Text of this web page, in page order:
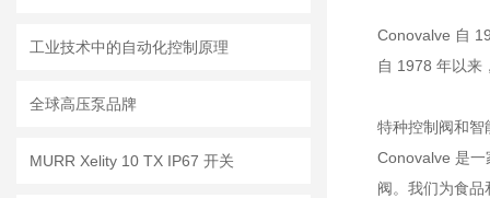
工业技术中的自动化控制原理
全球高压泵品牌
MURR Xelity 10 TX IP67 开关
Conovalve 自
自 1978 年以来
特种控制阀和智
Conovalve 是一
阀。我们为食